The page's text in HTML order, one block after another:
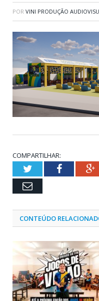
POR VINI PRODUÇÃO
COMPARTILHAR:
TwitterFacebook
Email
CONTEÚDO